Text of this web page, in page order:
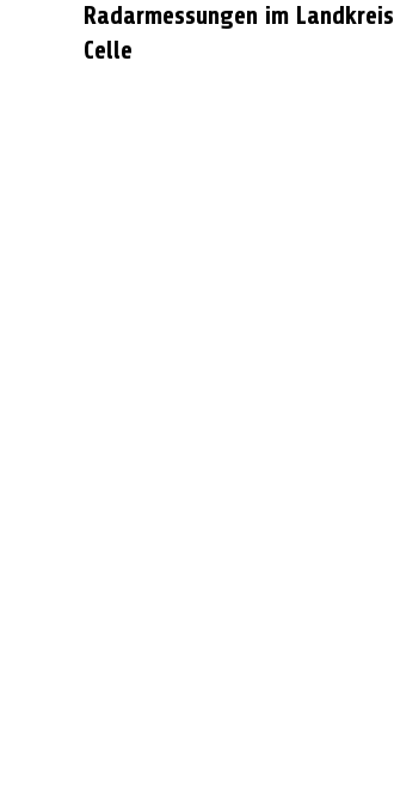
Radarmessungen im Landkreis
Celle